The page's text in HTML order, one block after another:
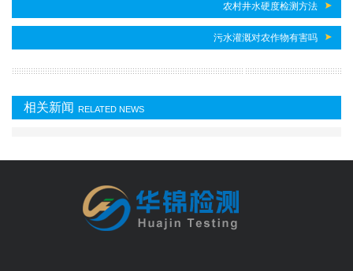
农村井水硬度检测方法
污水灌溉对农作物有害吗
相关新闻 RELATED NEWS